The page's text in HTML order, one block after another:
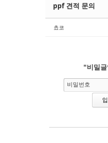
ppf 견적 문의
쵸코
"비밀
비밀번호